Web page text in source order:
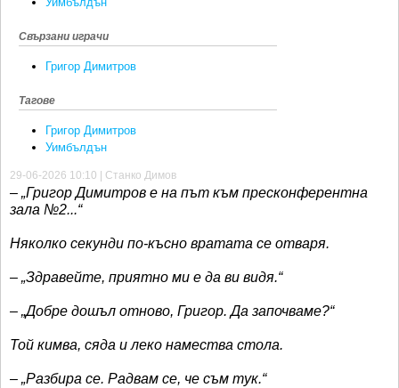
Свързани играчи
Григор Димитров
Тагове
Григор Димитров
Уимбълдън
29-06-2026 10:10 | Станко Димов
– „Григор Димитров е на път към пресконферентна
зала №2...“
Няколко секунди по-късно вратата се отваря.
– „Здравейте, приятно ми е да ви видя.“
– „Добре дошъл отново, Григор. Да започваме?“
Той кимва, сяда и леко намества стола.
– „Разбира се. Радвам се, че съм тук.“